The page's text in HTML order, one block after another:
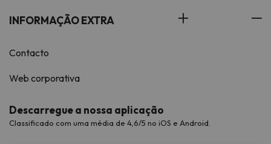
INFORMAÇÃO EXTRA
Contacto
Web corporativa
Descarregue a nossa aplicação
Classificado com uma média de 4,6/5 no iOS e Android.